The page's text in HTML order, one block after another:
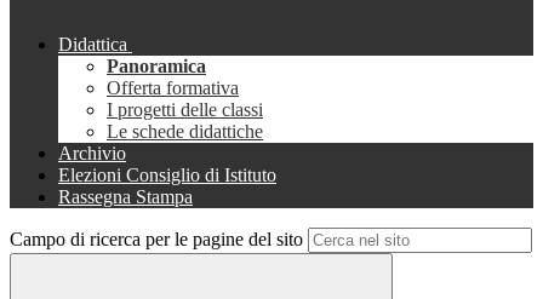
Didattica
Panoramica
Offerta formativa
I progetti delle classi
Le schede didattiche
Archivio
Elezioni Consiglio di Istituto
Rassegna Stampa
Campo di ricerca per le pagine del sito